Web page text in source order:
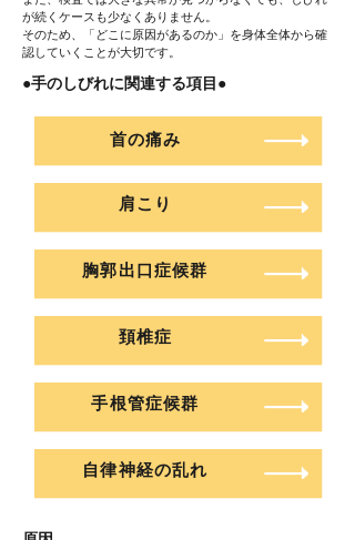
が続くケースも少なくありません。
そのため、「どこに原因があるのか」を身体全体から確
認していくことが大切です。
●手のしびれに関連する項目●
首の痛み
肩こり
胸郭出口症候群
頚椎症
手根管症候群
自律神経の乱れ